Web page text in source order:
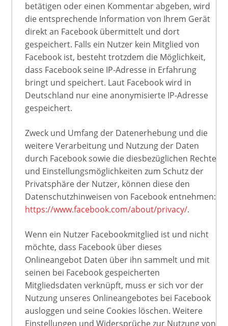
betätigen oder einen Kommentar abgeben, wird
die entsprechende Information von Ihrem Gerät
direkt an Facebook übermittelt und dort
gespeichert. Falls ein Nutzer kein Mitglied von
Facebook ist, besteht trotzdem die Möglichkeit,
dass Facebook seine IP-Adresse in Erfahrung
bringt und speichert. Laut Facebook wird in
Deutschland nur eine anonymisierte IP-Adresse
gespeichert.
Zweck und Umfang der Datenerhebung und die
weitere Verarbeitung und Nutzung der Daten
durch Facebook sowie die diesbezüglichen Rechte
und Einstellungsmöglichkeiten zum Schutz der
Privatsphäre der Nutzer, können diese den
Datenschutzhinweisen von Facebook entnehmen:
https://www.facebook.com/about/privacy/.
Wenn ein Nutzer Facebookmitglied ist und nicht
möchte, dass Facebook über dieses
Onlineangebot Daten über ihn sammelt und mit
seinen bei Facebook gespeicherten
Mitgliedsdaten verknüpft, muss er sich vor der
Nutzung unseres Onlineangebotes bei Facebook
ausloggen und seine Cookies löschen. Weitere
Einstellungen und Widersprüche zur Nutzung von